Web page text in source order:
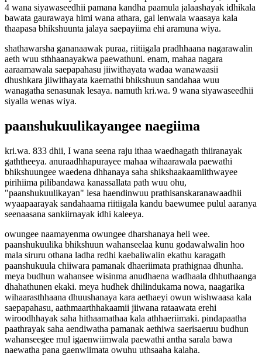
4 wana siyawaseedhii pamana kandha paamula jalaashayak idhikala
bawata gaurawaya himi wana athara, gal lenwala waasaya kala
thaapasa bhikshuunta jalaya saepayiima ehi aramuna wiya.
shathawarsha gananaawak puraa, riitiigala pradhhaana nagarawalin
aeth wuu sthhaanayakwa paewathuni. enam, mahaa nagara
aaraamawala saepapahasu jiiwithayata wadaa wanawaasii
dhushkara jiiwithayata kaemathi bhikshuun sandahaa wuu
wanagatha senasunak lesaya. namuth kri.wa. 9 wana siyawaseedhii
siyalla wenas wiya.
paanshukuulikayangee naegiima
kri.wa. 833 dhii, I wana seena raju ithaa waedhagath thiiranayak
gaththeeya. anuraadhhapurayee mahaa wihaarawala paewathi
bhikshuungee waedena dhhanaya saha shikshaakaamiithwayee
pirihiima pilibandawa kanassallata path wuu ohu,
"paanshukuulikayan" lesa haendinwuu prathisanskaranawaadhii
wyaapaarayak sandahaama riitiigala kandu baewumee pulul aaranya
seenaasana sankiirnayak idhi kaleeya.
owungee naamayenma owungee dharshanaya heli wee.
paanshukuulika bhikshuun wahanseelaa kunu godawalwalin hoo
mala siruru othana ladha redhi kaebaliwalin ekathu karagath
paanshukuula chiiwara pamanak dhaeriimata prathignaa dhunha.
meya budhun wahansee wisinma anudhaena wadhaala dhhuthaanga
dhahathunen ekaki. meya hudhek dhilindukama nowa, naagarika
wihaarasthhaana dhuushanaya kara aethaeyi owun wishwaasa kala
saepapahasu, aathmaarthhakaamii jiiwana rataawata erehi
wiroodhhayak saha hithaamathaa kala athhaeriimaki. pindapaatha
paathrayak saha aendiwatha pamanak aethiwa saerisaeruu budhun
wahanseegee mul igaenwiimwala paewathi antha sarala bawa
naewatha pana gaenwiimata owuhu uthsaaha kalaha.